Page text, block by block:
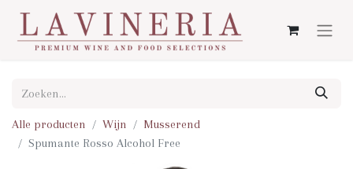
Alle producten Wijn
Musserend
Spumante Rosso Alcohol Free